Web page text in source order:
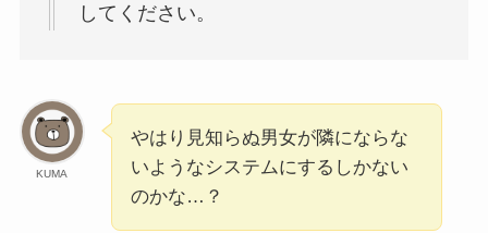
してください。
KUMA
やはり見知らぬ男女が隣にならな
いようなシステムにするしかない
のかな…？